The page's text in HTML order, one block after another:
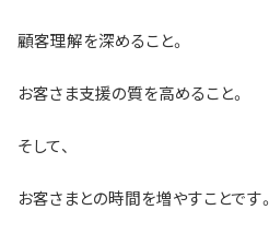
顧客理解を深めること。
お客さま支援の質を高めること。
そして、
お客さまとの時間を増やすことです。